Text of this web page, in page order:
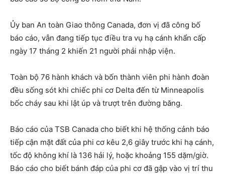
Ủy ban An toàn Giao thông Canada, đơn vị đã công bố
báo cáo, vẫn đang tiếp tục điều tra vụ hạ cánh khẩn cấp
ngày 17 tháng 2 khiến 21 người phải nhập viện.
Toàn bộ 76 hành khách và bốn thành viên phi hành đoàn
đều sống sót khi chiếc phi cơ Delta đến từ Minneapolis
bốc cháy sau khi lật úp và trượt trên đường băng.
Báo cáo của TSB Canada cho biết khi hệ thống cảnh báo
tiếp cận mặt đất của phi cơ kêu 2,6 giây trước khi hạ cánh,
tốc độ không khí là 136 hải lý, hoặc khoảng 155 dặm/giờ.
Báo cáo cho biết bánh đáp của phi cơ đã gập vào vị trí thu